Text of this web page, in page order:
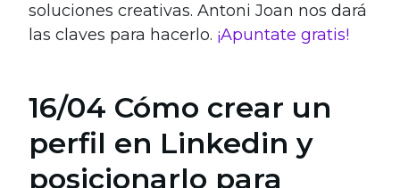
soluciones creativas. Antoni Joan nos dará
las claves para hacerlo. ¡Apuntate gratis!
16/04 Cómo crear un
perfil en Linkedin y
posicionarlo para